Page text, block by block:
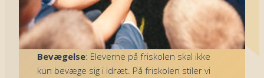
Bevægelse: Eleverne på friskolen skal ikke
kun bevæge sig i idræt. På friskolen stiler vi